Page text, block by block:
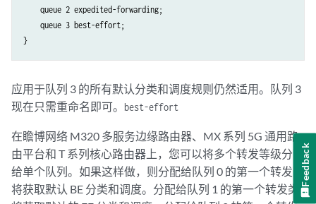
    queue 2 expedited-forwarding;
    queue 3 best-effort;
应用于队列 3 的所有默认分类和调度规则仍然适用。队列 3
现在只需重命名即可。 best-effort
在瞻博网络 M320 多服务边缘路由器、MX 系列 5G 通用路
由平台和 T 系列核心路由器上，您可以将多个转发等级分配
给单个队列。如果这样做，则分配给队列 0 的第一个转发类
将获取默认 BE 分类和调度。分配给队列 1 的第一个转发类
Feedback